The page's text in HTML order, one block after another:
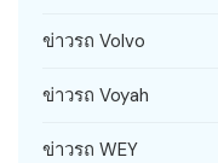
ข่าวรถ Volvo
ข่าวรถ Voyah
ข่าวรถ WEY